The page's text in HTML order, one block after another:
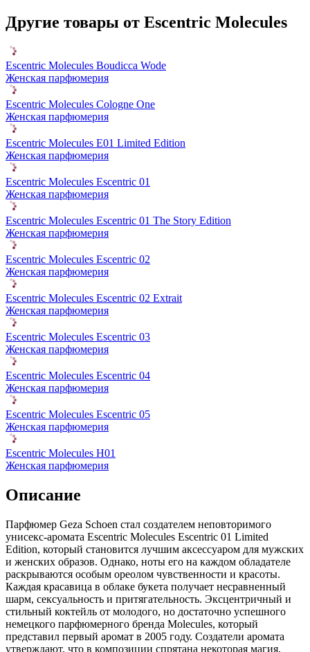
Другие товары от Escentric Molecules
Escentric Molecules Boudicca Wode
Женская парфюмерия
Escentric Molecules Cologne One
Женская парфюмерия
Escentric Molecules E01 Limited Edition
Женская парфюмерия
Escentric Molecules Escentric 01
Женская парфюмерия
Escentric Molecules Escentric 01 The Story Edition
Женская парфюмерия
Escentric Molecules Escentric 02
Женская парфюмерия
Escentric Molecules Escentric 02 Extrait
Женская парфюмерия
Escentric Molecules Escentric 03
Женская парфюмерия
Escentric Molecules Escentric 04
Женская парфюмерия
Escentric Molecules Escentric 05
Женская парфюмерия
Escentric Molecules H01
Женская парфюмерия
Описание
Парфюмер Geza Schoen стал создателем неповторимого
унисекс-аромата Escentric Molecules Escentric 01 Limited
Edition, который становится лучшим аксессуаром для мужских
и женских образов. Однако, ноты его на каждом обладателе
раскрываются особым ореолом чувственности и красоты.
Каждая красавица в облаке букета получает несравненный
шарм, сексуальность и притягательность. Эксцентричный и
стильный коктейль от молодого, но достаточно успешного
немецкого парфюмерного бренда Molecules, который
представил первый аромат в 2005 году. Создатели аромата
утверждают, что в композиции спрятана некоторая магия,